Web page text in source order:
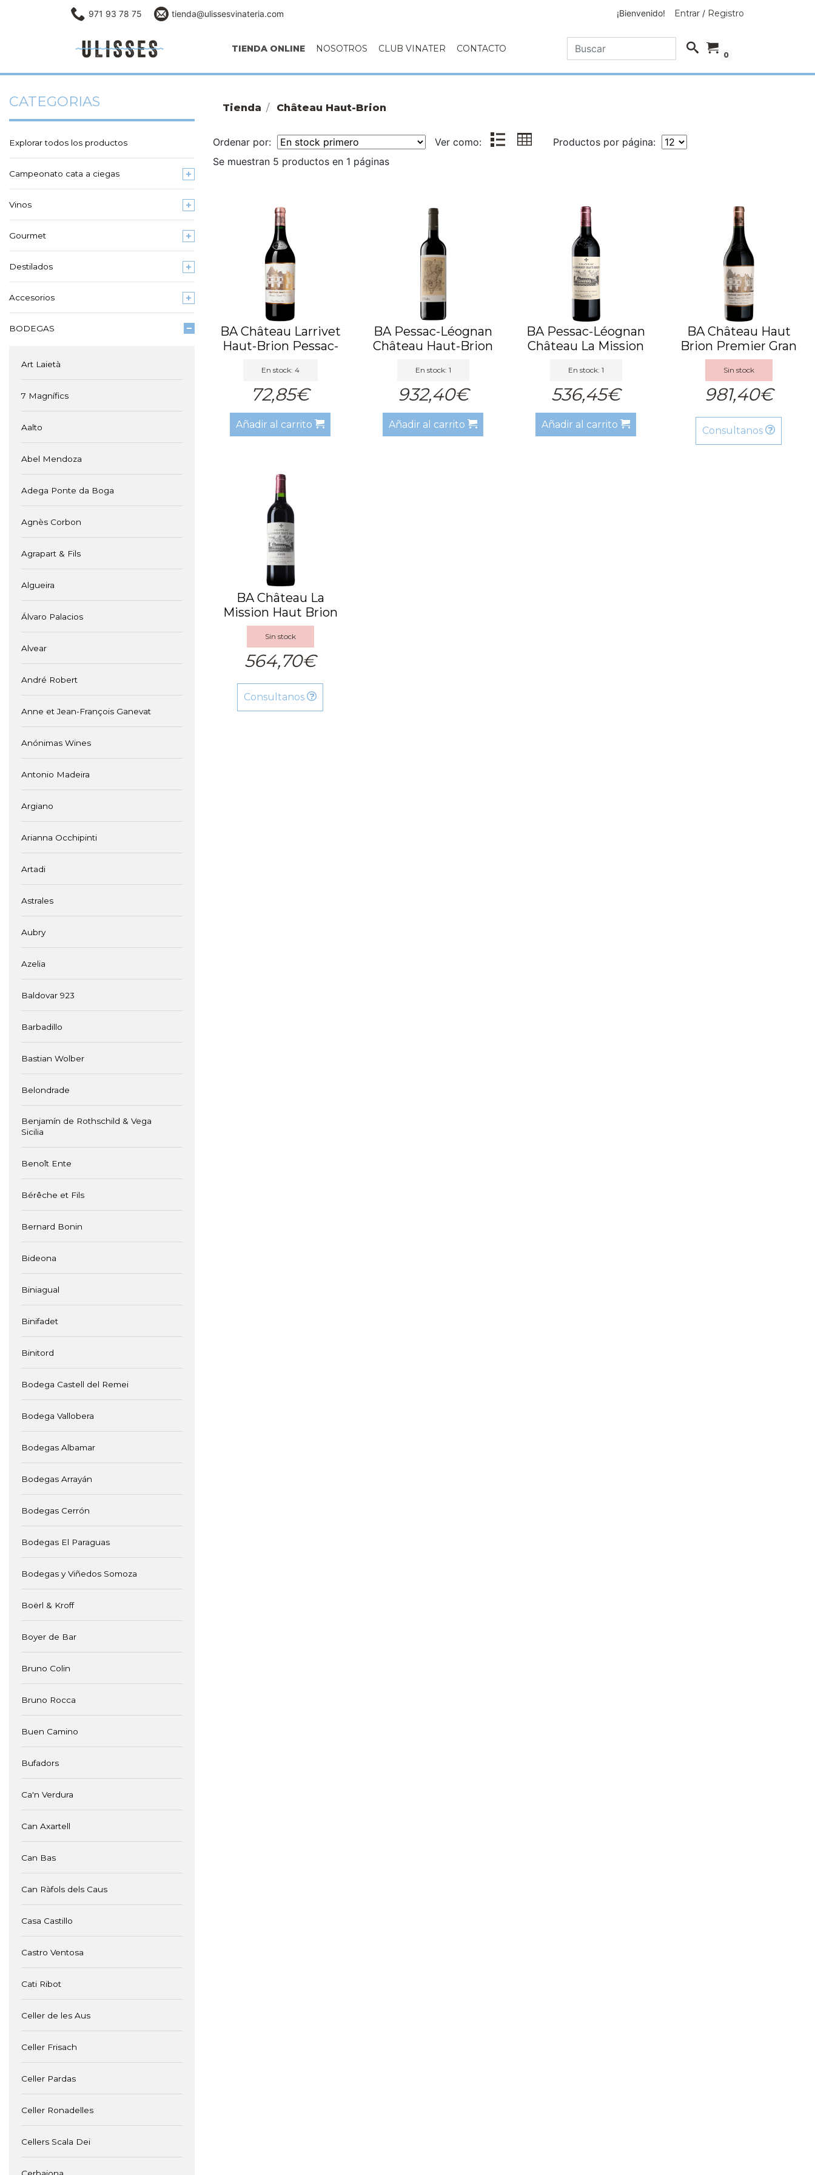
971 93 78 75 tienda@ulissesvinateria.com ¡Bienvenido! Entrar / Registro
TIENDA ONLINE NOSOTROS CLUB VINATER CONTACTO
0
CATEGORIAS
Explorar todos los productos
Campeonato cata a ciegas
Vinos
Gourmet
Destilados
Accesorios
BODEGAS
Art Laietà
7 Magnífics
Aalto
Abel Mendoza
Adega Ponte da Boga
Agnès Corbon
Agrapart & Fils
Algueira
Álvaro Palacios
Alvear
André Robert
Anne et Jean-François Ganevat
Anónimas Wines
Antonio Madeira
Argiano
Arianna Occhipinti
Artadi
Astrales
Aubry
Azelia
Baldovar 923
Barbadillo
Bastian Wolber
Belondrade
Benjamín de Rothschild & Vega
Sicilia
Benoît Ente
Bérêche et Fils
Bernard Bonin
Bideona
Biniagual
Binifadet
Binitord
Bodega Castell del Remei
Bodega Vallobera
Bodegas Albamar
Bodegas Arrayán
Bodegas Cerrón
Bodegas El Paraguas
Bodegas y Viñedos Somoza
Boërl & Kroff
Boyer de Bar
Bruno Colin
Bruno Rocca
Buen Camino
Bufadors
Ca'n Verdura
Can Axartell
Can Bas
Can Ràfols dels Caus
Casa Castillo
Castro Ventosa
Cati Ribot
Celler de les Aus
Celler Frisach
Celler Pardas
Celler Ronadelles
Cellers Scala Dei
Tienda Château Haut-Brion
Ordenar por: Ver como:
Productos por página:
Se muestran 5 productos en 1 páginas
BA Château Larrivet
Haut-Brion Pessac-
En stock: 4
72,85€
Añadir al carrito
BA Pessac-Léognan
Château Haut-Brion
En stock: 1
932,40€
Añadir al carrito
BA Pessac-Léognan
Château La Mission
En stock: 1
536,45€
Añadir al carrito
BA Château Haut
Brion Premier Gran
Cru Cla...
Sin stock
981,40€
Consultanos
BA Château La
Mission Haut Brion
Gran Cru ...
Sin stock
564,70€
Consultanos